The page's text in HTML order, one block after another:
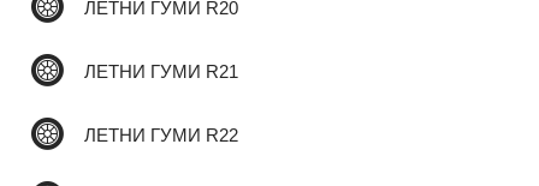
ЛЕТНИ ГУМИ R20
ЛЕТНИ ГУМИ R21
ЛЕТНИ ГУМИ R22